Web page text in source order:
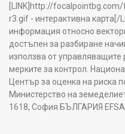
[LINK]http://
r3.gif - интерактивна карта[/
информация относно
достъпен за разбиране
използва от управляващите
мерките за контрол.
Център за оценка на риска
Министерство на
1618, София БЪЛГАРИЯ